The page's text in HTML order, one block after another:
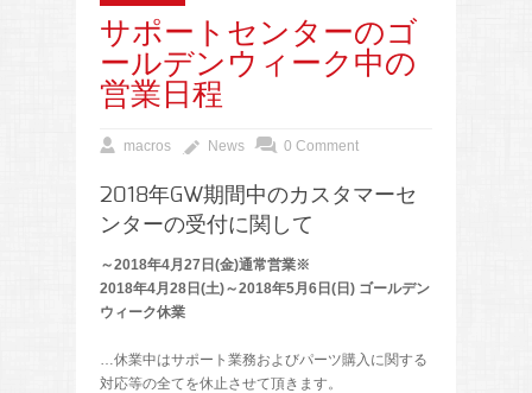
サポートセンターのゴ
ールデンウィーク中の
営業日程
macros News 0 Comment
2018年GW期間中のカスタマーセ
ンターの受付に関して
～2018年4月27日(金)通常営業※
2018年4月28日(土)～2018年5月6日(日) ゴールデン
ウィーク休業
…休業中はサポート業務およびパーツ購入に関する
対応等の全てを休止させて頂きます。